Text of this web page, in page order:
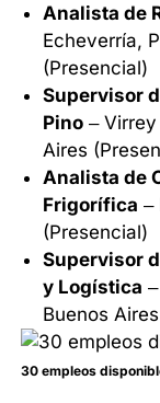
Analista de
Echeverría,
(Presencial)
Supervisor
Pino –
Aires
Analista de
Frigorífica –
(Presencial)
Supervisor
y Logística
Buenos
30 empleos